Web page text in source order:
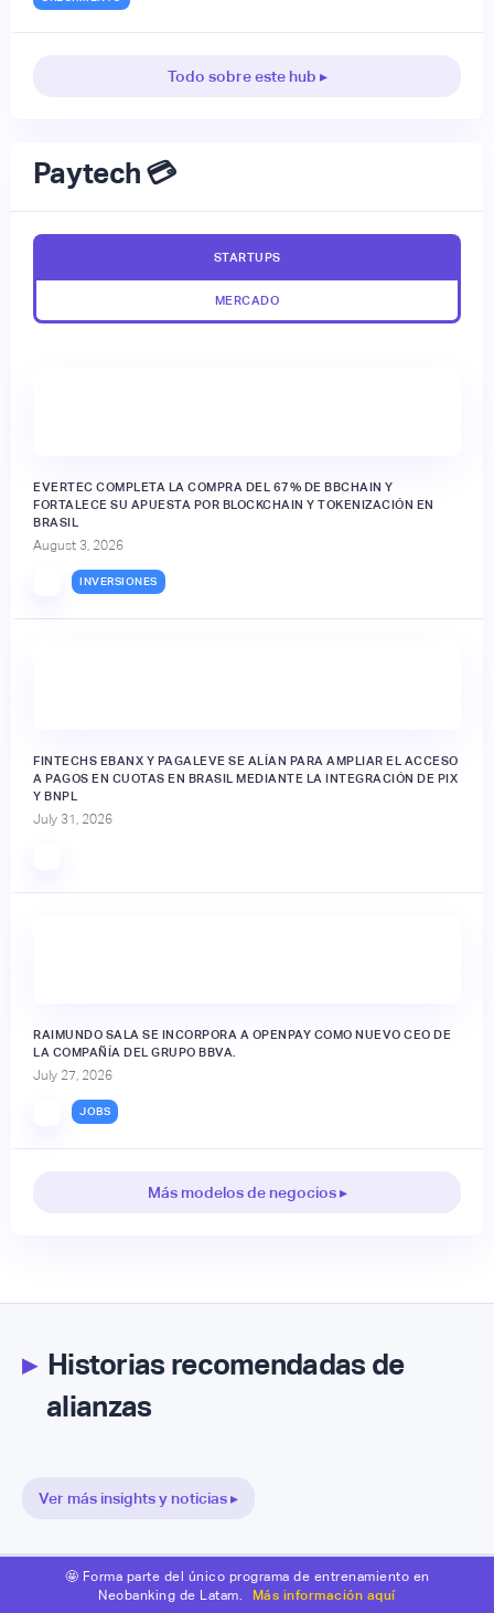
Todo sobre este hub ▸
Paytech 💳
STARTUPS
MERCADO
EVERTEC COMPLETA LA COMPRA DEL 67% DE BBCHAIN Y
FORTALECE SU APUESTA POR BLOCKCHAIN Y TOKENIZACIÓN EN
BRASIL
August 3, 2026
INVERSIONES
FINTECHS EBANX Y PAGALEVE SE ALÍAN PARA AMPLIAR EL ACCESO
A PAGOS EN CUOTAS EN BRASIL MEDIANTE LA INTEGRACIÓN DE PIX
Y BNPL
July 31, 2026
RAIMUNDO SALA SE INCORPORA A OPENPAY COMO NUEVO CEO DE
LA COMPAÑÍA DEL GRUPO BBVA.
July 27, 2026
JOBS
Más modelos de negocios ▸
▸Historias recomendadas de
alianzas
Ver más insights y noticias ▸
🤩 Forma parte del único programa de entrenamiento en
Neobanking de Latam.
Más información aquí